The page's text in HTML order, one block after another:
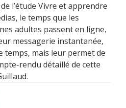
l’étude Vivre et apprendre
le temps que les
adultes passent en ligne,
messagerie instantanée,
temps, mais leur permet de
rendu détaillé de cette